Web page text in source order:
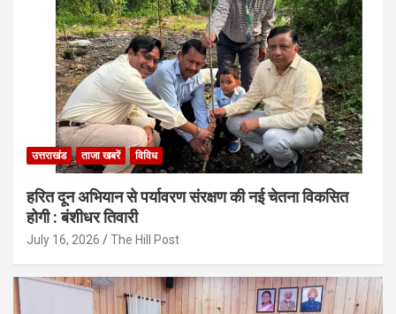
उत्तराखंड ताजा खबरें विविध
हरित दून अभियान से पर्यावरण संरक्षण की नई चेतना विकसित
होगी : बंशीधर तिवारी
July 16, 2026 The Hill Post